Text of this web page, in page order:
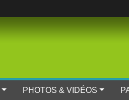
PHOTOS & VIDÉOS